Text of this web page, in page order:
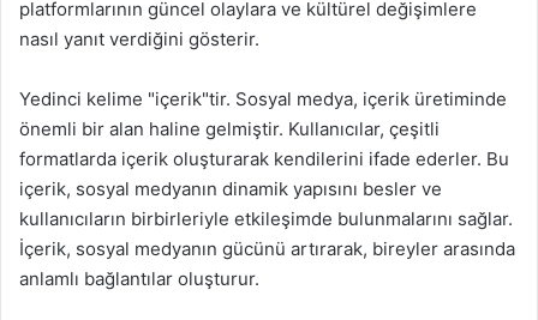
platformlarının güncel olaylara ve kültürel değişimlere
nasıl yanıt verdiğini gösterir.
Yedinci kelime "içerik"tir. Sosyal medya, içerik üretiminde
önemli bir alan haline gelmiştir. Kullanıcılar, çeşitli
formatlarda içerik oluşturarak kendilerini ifade ederler. Bu
içerik, sosyal medyanın dinamik yapısını besler ve
kullanıcıların birbirleriyle etkileşimde bulunmalarını sağlar.
İçerik, sosyal medyanın gücünü artırarak, bireyler arasında
anlamlı bağlantılar oluşturur.